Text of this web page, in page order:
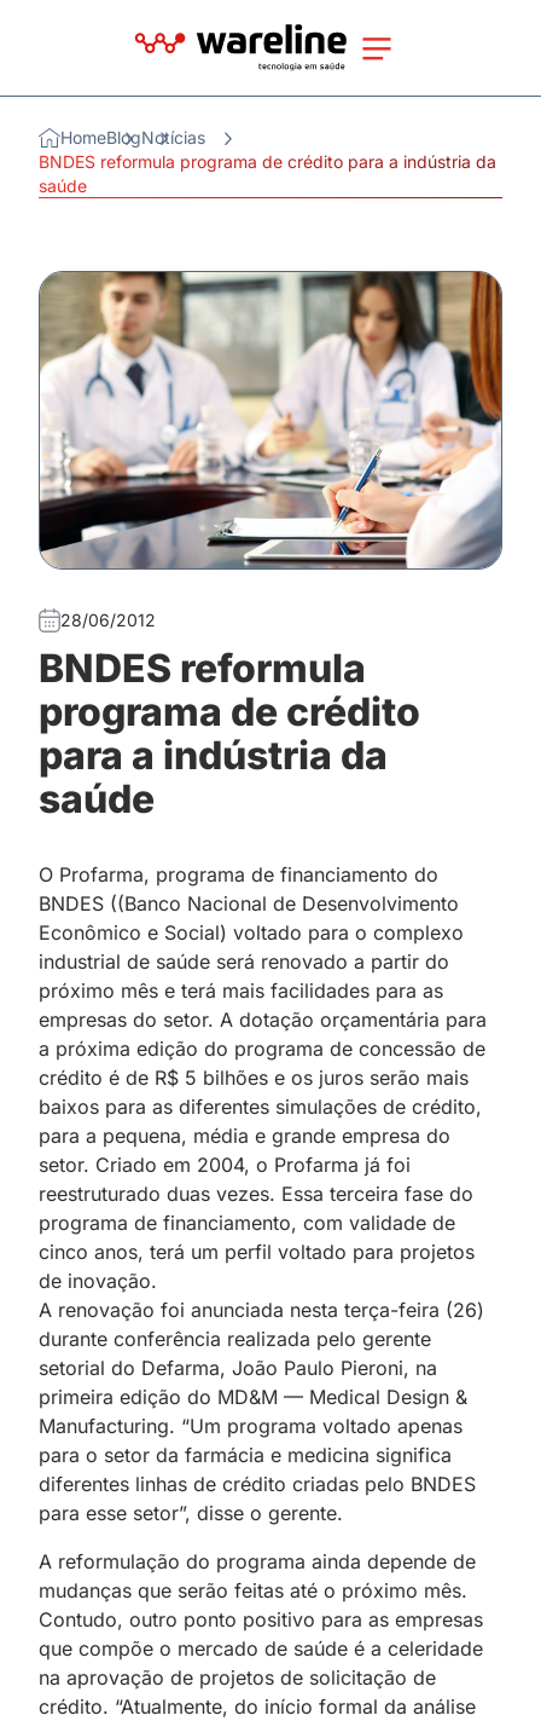
HomeBlogNotícias
BNDES reformula programa de crédito para a indústria da
saúde
28/06/2012
BNDES reformula
programa de crédito
para a indústria da
saúde
O Profarma, programa de financiamento do
BNDES ((Banco Nacional de Desenvolvimento
Econômico e Social) voltado para o complexo
industrial de saúde será renovado a partir do
próximo mês e terá mais facilidades para as
empresas do setor. A dotação orçamentária para
a próxima edição do programa de concessão de
crédito é de R$ 5 bilhões e os juros serão mais
baixos para as diferentes simulações de crédito,
para a pequena, média e grande empresa do
setor. Criado em 2004, o Profarma já foi
reestruturado duas vezes. Essa terceira fase do
programa de financiamento, com validade de
cinco anos, terá um perfil voltado para projetos
de inovação.
A renovação foi anunciada nesta terça-feira (26)
durante conferência realizada pelo gerente
setorial do Defarma, João Paulo Pieroni, na
primeira edição do MD&M — Medical Design &
Manufacturing. “Um programa voltado apenas
para o setor da farmácia e medicina significa
diferentes linhas de crédito criadas pelo BNDES
para esse setor”, disse o gerente.
A reformulação do programa ainda depende de
mudanças que serão feitas até o próximo mês.
Contudo, outro ponto positivo para as empresas
que compõe o mercado de saúde é a celeridade
na aprovação de projetos de solicitação de
crédito. “Atualmente, do início formal da análise